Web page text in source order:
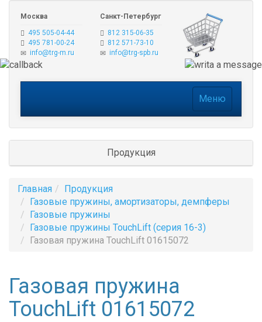
Москва
495 505-04-44
495 781-00-24
info@trg-m.ru
Санкт-Петербург
812 315-06-35
812 571-73-10
info@trg-spb.ru
Меню
Продукция
Главная
Продукция
Газовые пружины, амортизаторы, демпферы
Газовые пружины
Газовые пружины TouchLift (серия 16-3)
Газовая пружина TouchLift 01615072
Газовая пружина
TouchLift 01615072